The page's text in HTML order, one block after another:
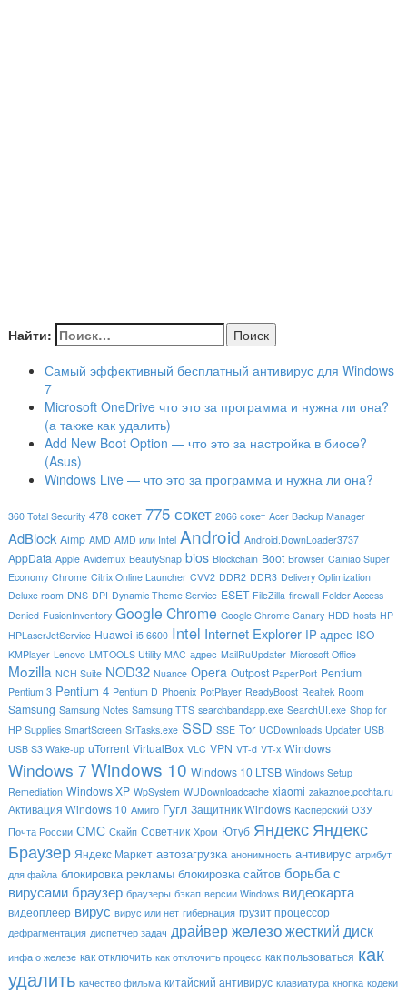
Найти:
Самый эффективный бесплатный антивирус для Windows
7
Microsoft OneDrive что это за программа и нужна ли она?
(а также как удалить)
Add New Boot Option — что это за настройка в биосе?
(Asus)
Windows Live — что это за программа и нужна ли она?
360 Total Security 478 сокет 775 сокет 2066 сокет Acer Backup Manager
AdBlock Aimp AMD AMD или Intel Android Android.DownLoader3737
AppData Apple Avidemux BeautySnap bios Blockchain Boot Browser Cainiao Super
Economy Chrome Citrix Online Launcher CVV2 DDR2 DDR3 Delivery Optimization
Deluxe room DNS DPI Dynamic Theme Service ESET FileZilla firewall Folder Access
Denied FusionInventory Google Chrome Google Chrome Canary HDD hosts HP
HPLaserJetService Huawei i5 6600 Intel Internet Explorer IP-адрес ISO
KMPlayer Lenovo LMTOOLS Utility MAC-адрес MailRuUpdater Microsoft Office
Mozilla NCH Suite NOD32 Nuance Opera Outpost PaperPort Pentium
Pentium 3 Pentium 4 Pentium D Phoenix PotPlayer ReadyBoost Realtek Room
Samsung Samsung Notes Samsung TTS searchbandapp.exe SearchUI.exe Shop for
HP Supplies SmartScreen SrTasks.exe SSD SSE Tor UCDownloads Updater USB
USB S3 Wake-up uTorrent VirtualBox VLC VPN VT-d VT-x Windows
Windows 7 Windows 10 Windows 10 LTSB Windows Setup
Remediation Windows XP WpSystem WUDownloadcache xiaomi zakaznoe.pochta.ru
Активация Windows 10 Амиго Гугл Защитник Windows Касперский ОЗУ
Почта России СМС Скайп Советник Хром Ютуб Яндекс Яндекс
Браузер Яндекс Маркет автозагрузка анонимность антивирус атрибут
для файла блокировка рекламы блокировка сайтов борьба с
вирусами браузер браузеры бэкап версии Windows видеокарта
видеоплеер вирус вирус или нет гибернация грузит процессор
дефрагментация диспетчер задач драйвержелезожесткий диск
инфа о железе как отключить как отключить процесс как пользоваться как
удалить качество фильма китайский антивирус клавиатура кнопка кодеки